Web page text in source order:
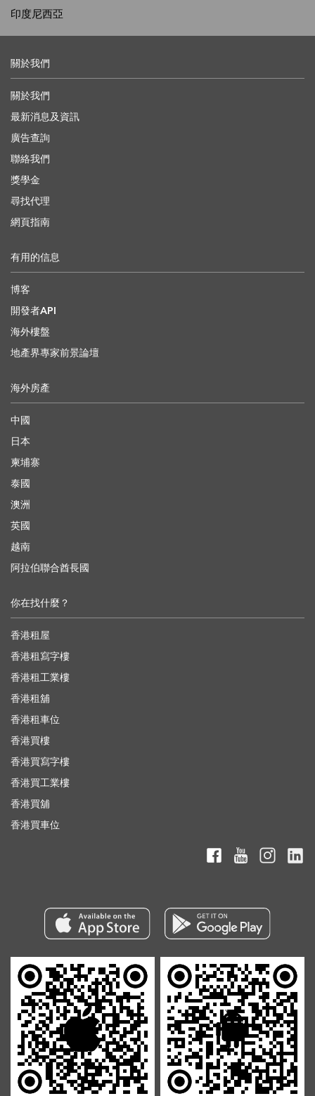
印度尼西亞
關於我們
關於我們
最新消息及資訊
廣告查詢
聯絡我們
獎學金
尋找代理
網頁指南
有用的信息
博客
開發者API
海外樓盤
地產界專家前景論壇
海外房產
中國
日本
柬埔寨
泰國
澳洲
英國
越南
阿拉伯聯合酋長國
你在找什麼？
香港租屋
香港租寫字樓
香港租工業樓
香港租舖
香港租車位
香港買樓
香港買寫字樓
香港買工業樓
香港買舖
香港買車位